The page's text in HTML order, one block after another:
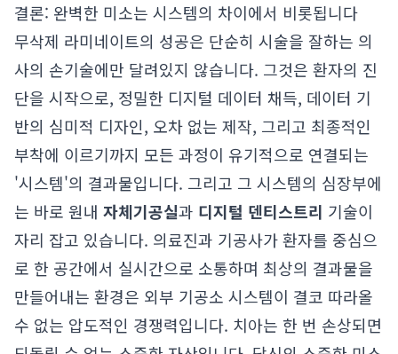
결론: 완벽한 미소는 시스템의 차이에서 비롯됩니다
무삭제 라미네이트의 성공은 단순히 시술을 잘하는 의
사의 손기술에만 달려있지 않습니다. 그것은 환자의 진
단을 시작으로, 정밀한 디지털 데이터 채득, 데이터 기
반의 심미적 디자인, 오차 없는 제작, 그리고 최종적인
부착에 이르기까지 모든 과정이 유기적으로 연결되는
'시스템'의 결과물입니다. 그리고 그 시스템의 심장부에
는 바로 원내 자체기공실과 디지털 덴티스트리 기술이
자리 잡고 있습니다. 의료진과 기공사가 환자를 중심으
로 한 공간에서 실시간으로 소통하며 최상의 결과물을
만들어내는 환경은 외부 기공소 시스템이 결코 따라올
수 없는 압도적인 경쟁력입니다. 치아는 한 번 손상되면